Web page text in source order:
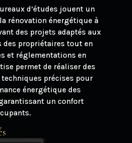
d’études jouent un
rénovation énergétique à
des projets adaptés aux
des propriétaires tout en
et réglementations en
permet de réaliser des
précises pour
énergétique des
un confort